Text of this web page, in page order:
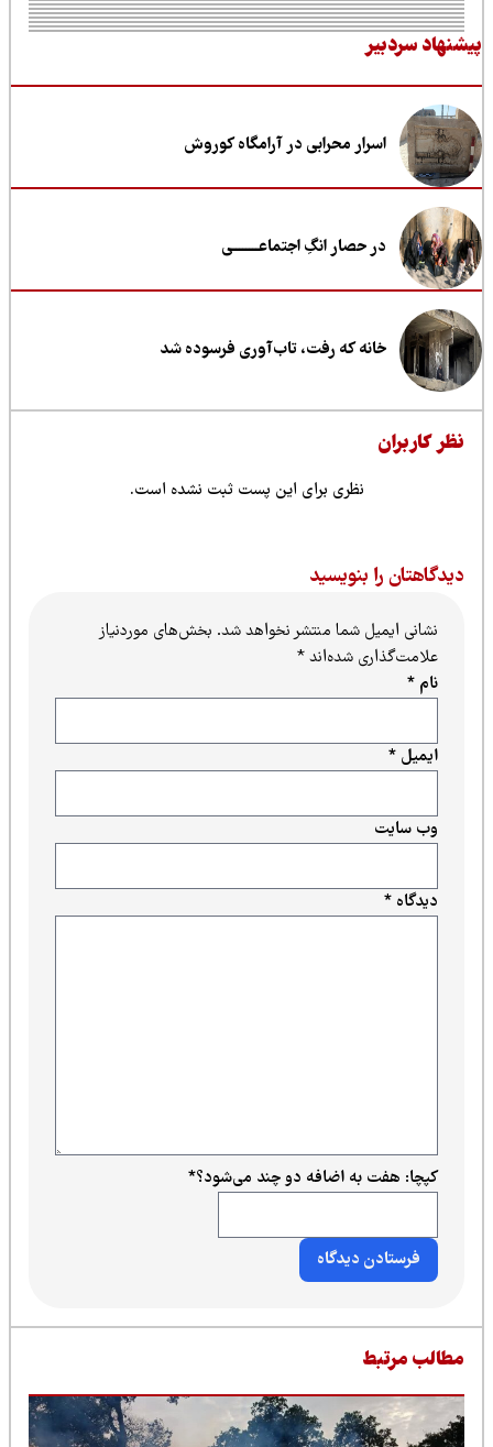
سردبیر
اسرار محرابی در آرامگاه کوروش
در حصار انگِ اجتماعــــــــی
خانه که رفت، تاب‌آوری فرسوده شد
کاربران
نظری برای این پست ثبت نشده است.
را بنویسید
نشانی ایمیل شما منتشر نخواهد شد.بخش‌های موردنیاز
علامت‌گذاری شده‌اند*
دیدگاه*
ایمیل*
وب‌ سایت
کپچا: هفت به اضافه دو چند می‌شود؟*
مرتبط